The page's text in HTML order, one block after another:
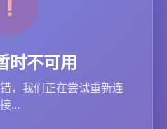
时不可用
，我们正在尝试重新连
接...